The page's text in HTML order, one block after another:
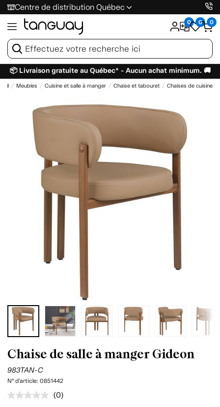
Centre de distribution Québec
0 0 0
📦 Livraison gratuite au Québec* - Aucun achat minimum. 🚚
Meubles Cuisine et salle à manger Chaise et tabouret Chaises de cuisine
Chaise de salle à manger Gideon
983TAN-C
N° d'article: 0851442
Aucune
(0)